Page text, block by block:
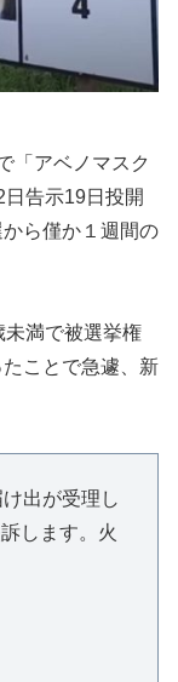
「アベノマスク
告示19日投開
ら僅か１週間の
満で被選挙権
ことで急遽、新
出が受理し
します。火